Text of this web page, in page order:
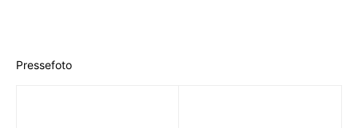
Pressefoto